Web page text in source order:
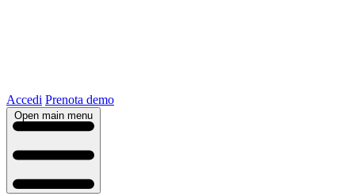
Accedi Prenota demo
Open main menu